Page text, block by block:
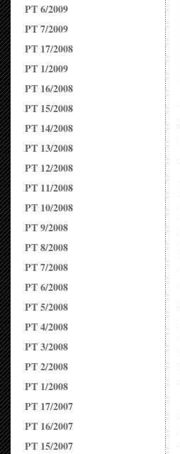
PT 6/2009
PT 7/2009
PT 17/2008
PT 1/2009
PT 16/2008
PT 15/2008
PT 14/2008
PT 13/2008
PT 12/2008
PT 11/2008
PT 10/2008
PT 9/2008
PT 8/2008
PT 7/2008
PT 6/2008
PT 5/2008
PT 4/2008
PT 3/2008
PT 2/2008
PT 1/2008
PT 17/2007
PT 16/2007
PT 15/2007